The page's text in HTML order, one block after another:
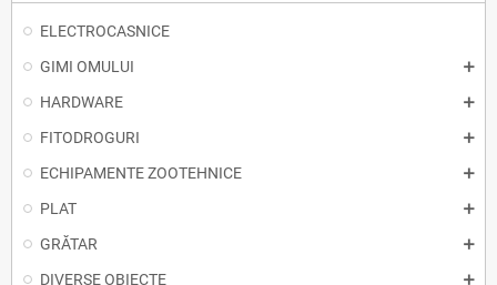
ELECTROCASNICE
GIMI OMULUI
HARDWARE
FITODROGURI
ECHIPAMENTE ZOOTEHNICE
PLAT
GRĂTAR
DIVERSE OBIECTE